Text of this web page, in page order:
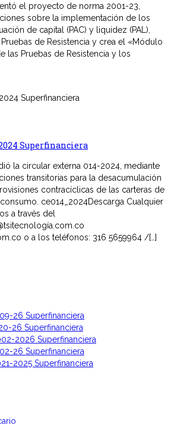
el proyecto de norma 2001-23,
sobre la implementación de los
de capital (PAC) y liquidez (PAL),
de Resistencia y crea el «Módulo
las Pruebas de Resistencia y los
Superfinanciera
la circular externa 014-2024, mediante
transitorias para la desacumulación
contracíclicas de las carteras de
ce014_2024Descarga Cualquier
a través del
o a los teléfonos: 316 5659964 /[…]
26 Superfinanciera
26 Superfinanciera
2026 Superfinanciera
26 Superfinanciera
2025 Superfinanciera